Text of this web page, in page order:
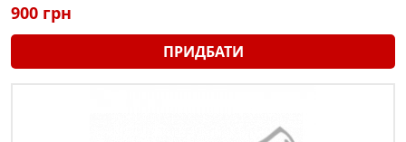
900 грн
ПРИДБАТИ